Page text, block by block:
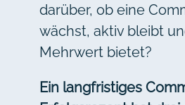
darüber, ob eine
wächst, aktiv bleibt
Mehrwert bietet?
Ein langfristiges